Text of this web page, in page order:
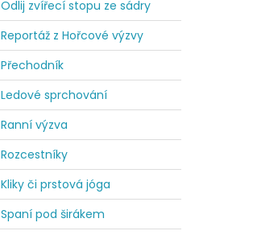
Odlij zvířecí stopu ze sádry
Reportáž z Hořcové výzvy
Přechodník
Ledové sprchování
Ranní výzva
Rozcestníky
Kliky či prstová jóga
Spaní pod širákem